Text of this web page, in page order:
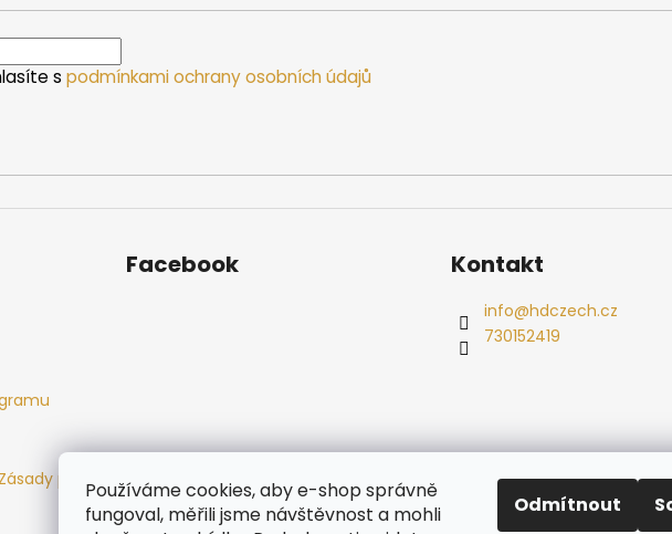
Používáme cookies, aby e-shop správně
fungoval, měřili jsme návštěvnost a mohli
Odmítnout
s podmínkami ochrany osobních údajů
Facebook Kontakt
info@hdczech.cz
730152419
Zásady používání cookies Ochrana osobních údajů Dřevěné sauny Odstoupení od
Radiátory